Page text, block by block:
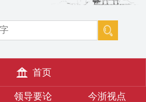
首页
领导要论
今浙视点